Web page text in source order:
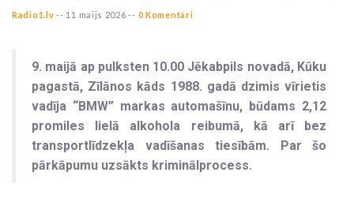
Radio1.lv -- 11 maijs 2026 -- 0 Komentāri
9. maijā ap pulksten 10.00 Jēkabpils novadā, Kūku
pagastā, Zīlānos kāds 1988. gadā dzimis vīrietis
vadīja “BMW” markas automašīnu, būdams 2,12
promiles lielā alkohola reibumā, kā arī bez
transportlīdzekļa vadīšanas tiesībām. Par šo
pārkāpumu uzsākts kriminālprocess.